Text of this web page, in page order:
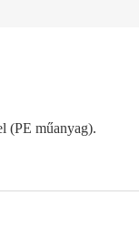
(PE műanyag).